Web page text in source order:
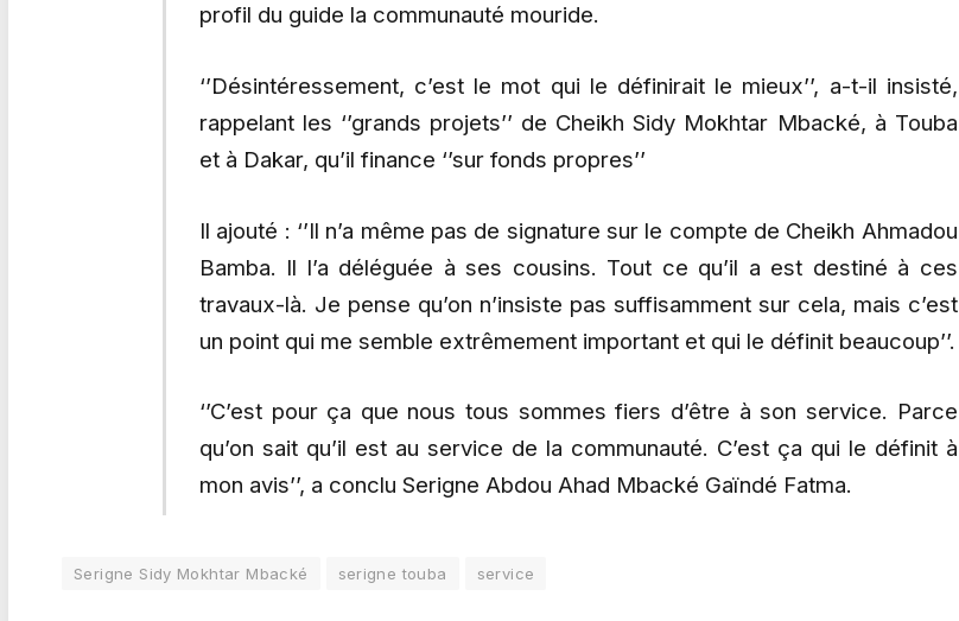
profil du guide la communauté mouride.
‘’Désintéressement, c’est le mot qui le définirait le mieux’’, a-t-il insisté,
rappelant les ‘’grands projets’’ de Cheikh Sidy Mokhtar Mbacké, à Touba
et à Dakar, qu’il finance ‘’sur fonds propres’’
Il ajouté : ‘’Il n’a même pas de signature sur le compte de Cheikh Ahmadou
Bamba. Il l’a déléguée à ses cousins. Tout ce qu’il a est destiné à ces
travaux-là. Je pense qu’on n’insiste pas suffisamment sur cela, mais c’est
un point qui me semble extrêmement important et qui le définit beaucoup’’.
‘’C’est pour ça que nous tous sommes fiers d’être à son service. Parce
qu’on sait qu’il est au service de la communauté. C’est ça qui le définit à
mon avis’’, a conclu Serigne Abdou Ahad Mbacké Gaïndé Fatma.
Serigne Sidy Mokhtar Mbacké serigne touba service